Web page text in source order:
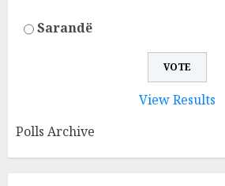
Sarandë
View Results
Polls Archive